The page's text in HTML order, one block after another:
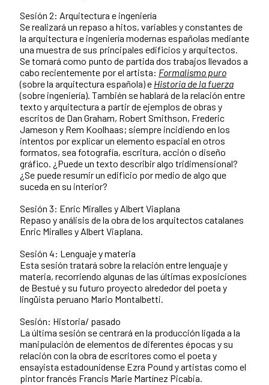
Sesión 2: Arquitectura e ingeniería
Se realizará un repaso a hitos, variables y constantes de
la arquitectura e ingeniería modernas españolas mediante
una muestra de sus principales edificios y arquitectos.
Se tomará como punto de partida dos trabajos llevados a
cabo recientemente por el artista: Formalismo puro
(sobre la arquitectura española) e Historia de la fuerza
(sobre ingeniería). También se hablará de la relación entre
texto y arquitectura a partir de ejemplos de obras y
escritos de Dan Graham, Robert Smithson, Frederic
Jameson y Rem Koolhaas; siempre incidiendo en los
intentos por explicar un elemento espacial en otros
formatos, sea fotografía, escritura, acción o diseño
gráfico. ¿Puede un texto describir algo tridimensional?
¿Se puede resumir un edificio por medio de algo que
suceda en su interior?
Sesión 3: Enric Miralles y Albert Viaplana
Repaso y análisis de la obra de los arquitectos catalanes
Enric Miralles y Albert Viaplana.
Sesión 4: Lenguaje y materia
Esta sesión tratará sobre la relación entre lenguaje y
materia, recorriendo algunas de las últimas exposiciones
de Bestué y su futuro proyecto alrededor del poeta y
lingüista peruano Mario Montalbetti.
Sesión: Historia/ pasado
La última sesión se centrará en la producción ligada a la
manipulación de elementos de diferentes épocas y su
relación con la obra de escritores como el poeta y
ensayista estadounidense Ezra Pound y artistas como el
pintor francés Francis Marie Martínez Picabia.